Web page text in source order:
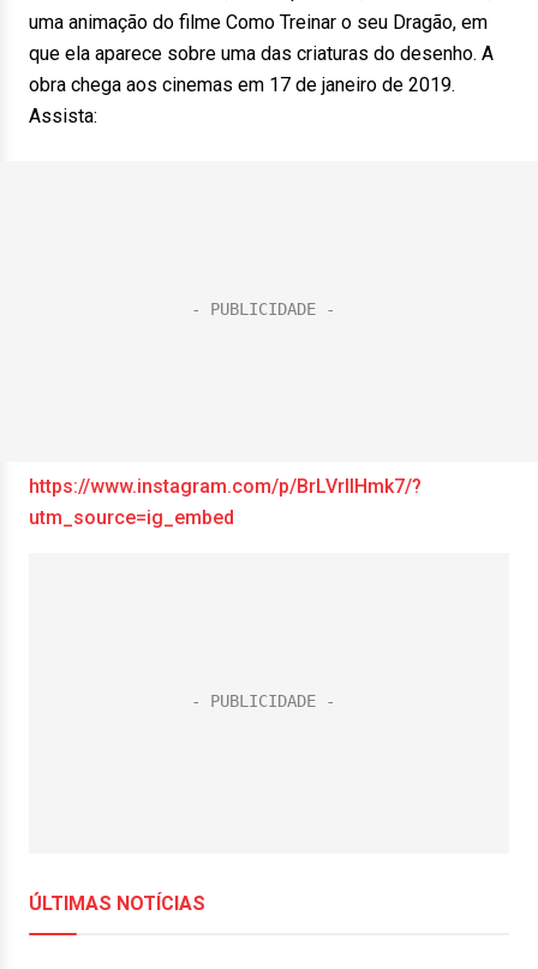
uma animação do filme Como Treinar o seu Dragão, em
que ela aparece sobre uma das criaturas do desenho. A
obra chega aos cinemas em 17 de janeiro de 2019.
Assista:
https://www.instagram.com/p/BrLVrlIHmk7/?
utm_source=ig_embed